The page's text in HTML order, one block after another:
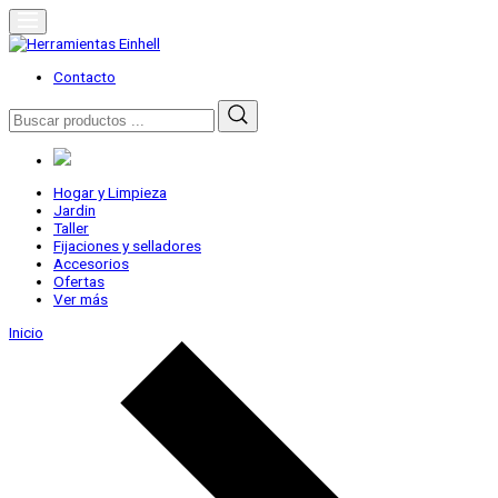
Skip
to
content
Herramientas Einhell
Distribuidor Oficial
Contacto
Buscar
por:
Hogar y Limpieza
Jardin
Taller
Fijaciones y selladores
Accesorios
Ofertas
Ver más
Inicio